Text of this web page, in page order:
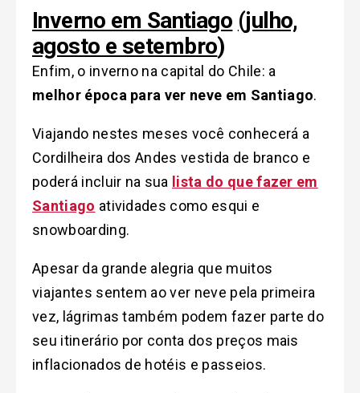
Inverno em Santiago (julho,
agosto e setembro)
Enfim, o inverno na capital do Chile: a
melhor época para ver neve em Santiago.
Viajando nestes meses você conhecerá a
Cordilheira dos Andesvestida de branco e
poderá incluir na sua lista do que fazer em
Santiago atividades como esqui e
snowboarding.
Apesar da grande alegria que muitos
viajantes sentem ao ver neve pela primeira
vez, lágrimas também podem fazer parte do
seu itinerário por conta dos preços mais
inflacionados de hotéis e passeios.